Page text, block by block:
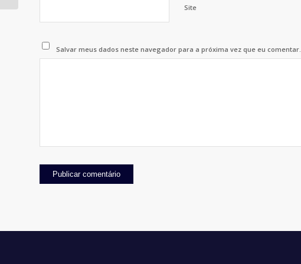
Site
Salvar meus dados neste navegador para a próxima vez que eu comentar.